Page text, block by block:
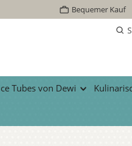
Bequemer Kauf
Tubes von Dewi